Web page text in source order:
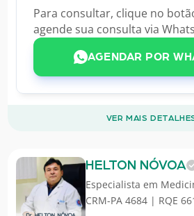
Para consultar, clique no
agende sua consulta via
AGENDAR POR
VER MAIS
HELTON NÓVOA
Especialista em
CRM-PA 4684 | RQE